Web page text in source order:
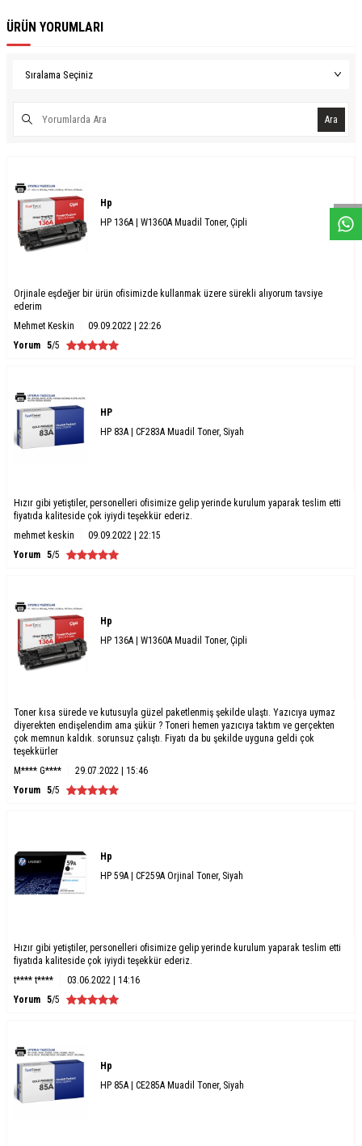
ÜRÜN YORUMLARI
Ara
Hp
HP 136A | W1360A Muadil Toner, Çipli
Orjinale eşdeğer bir ürün ofisimizde kullanmak üzere sürekli alıyorum tavsiye
ederim
Mehmet Keskin
09.09.2022 | 22:26
Yorum 5/5
HP
HP 83A | CF283A Muadil Toner, Siyah
Hızır gibi yetiştiler, personelleri ofisimize gelip yerinde kurulum yaparak teslim etti
fiyatıda kaliteside çok iyiydi teşekkür ederiz.
mehmet keskin
09.09.2022 | 22:15
Yorum 5/5
Hp
HP 136A | W1360A Muadil Toner, Çipli
Toner kısa sürede ve kutusuyla güzel paketlenmiş şekilde ulaştı. Yazıcıya uymaz
diyerekten endişelendim ama şükür ? Toneri hemen yazıcıya taktım ve gerçekten
çok memnun kaldık. sorunsuz çalıştı. Fiyatı da bu şekilde uyguna geldi çok
teşekkürler
M**** G****
29.07.2022 | 15:46
Yorum 5/5
Hp
HP 59A | CF259A Orjinal Toner, Siyah
Hızır gibi yetiştiler, personelleri ofisimize gelip yerinde kurulum yaparak teslim etti
fiyatıda kaliteside çok iyiydi teşekkür ederiz.
t**** t****
03.06.2022 | 14:16
Yorum 5/5
Hp
HP 85A | CE285A Muadil Toner, Siyah